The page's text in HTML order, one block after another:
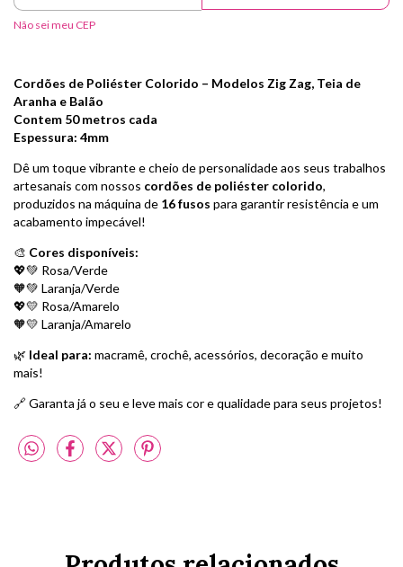
Não sei meu CEP
Cordões de Poliéster Colorido – Modelos Zig Zag, Teia de
Aranha e Balão
Contem 50 metros cada
Espessura: 4mm
Dê um toque vibrante e cheio de personalidade aos seus trabalhos
artesanais com nossos cordões de poliéster colorido,
produzidos na máquina de 16 fusos para garantir resistência e um
acabamento impecável!
🎨 Cores disponíveis:
💖💚 Rosa/Verde
🧡💚 Laranja/Verde
💖💛 Rosa/Amarelo
🧡💛 Laranja/Amarelo
🌿 Ideal para: macramê, crochê, acessórios, decoração e muito
mais!
🔗 Garanta já o seu e leve mais cor e qualidade para seus projetos!